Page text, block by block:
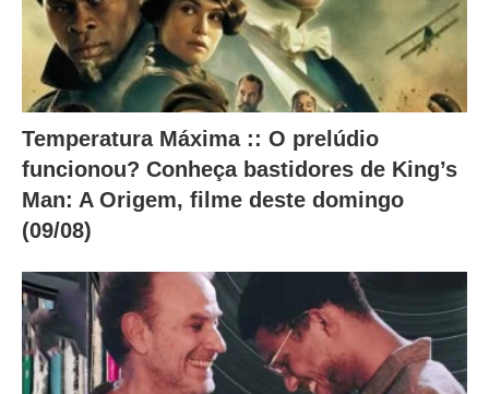
Temperatura Máxima :: O prelúdio
funcionou? Conheça bastidores de King’s
Man: A Origem, filme deste domingo
(09/08)